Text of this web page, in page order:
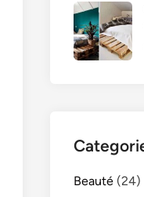
Beauté (24)